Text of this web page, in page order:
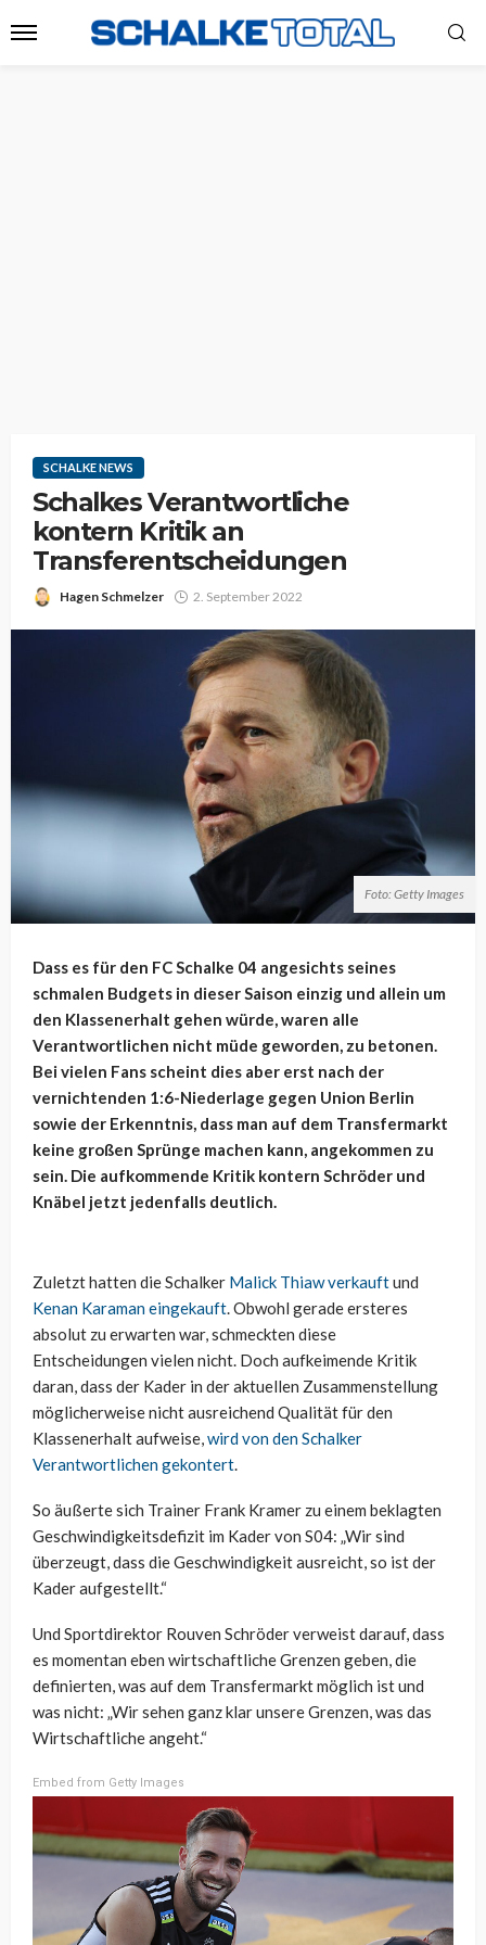
SCHALKE NEWS
Schalkes Verantwortliche
kontern Kritik an
Transferentscheidungen
Hagen Schmelzer 2. September 2022
Foto: Getty Images
Dass es für den FC Schalke 04 angesichts seines
schmalen Budgets in dieser Saison einzig und allein um
den Klassenerhalt gehen würde, waren alle
Verantwortlichen nicht müde geworden, zu betonen.
Bei vielen Fans scheint dies aber erst nach der
vernichtenden 1:6-Niederlage gegen Union Berlin
sowie der Erkenntnis, dass man auf dem Transfermarkt
keine großen Sprünge machen kann, angekommen zu
sein. Die aufkommende Kritik kontern Schröder und
Knäbel jetzt jedenfalls deutlich.
Zuletzt hatten die Schalker Malick Thiaw verkauftund
Kenan Karaman eingekauft. Obwohl gerade ersteres
absolut zu erwarten war, schmeckten diese
Entscheidungen vielen nicht. Doch aufkeimende Kritik
daran, dass der Kader in der aktuellen Zusammenstellung
möglicherweise nicht ausreichend Qualität für den
Klassenerhalt aufweise,wird von den Schalker
Verantwortlichen gekontert.
So äußerte sich Trainer Frank Kramer zu einem beklagten
Geschwindigkeitsdefizit im Kader von S04: „Wir sind
überzeugt, dass die Geschwindigkeit ausreicht, so ist der
Kader aufgestellt.“
Und Sportdirektor Rouven Schröder verweist darauf, dass
es momentan eben wirtschaftliche Grenzen geben, die
definierten, was auf dem Transfermarkt möglich ist und
was nicht: „Wir sehen ganz klar unsere Grenzen, was das
Wirtschaftliche angeht.“
Embed from Getty Images